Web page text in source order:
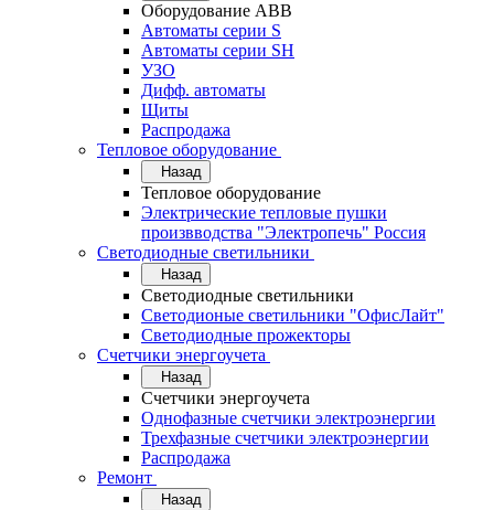
Оборудование АВВ
Автоматы серии S
Автоматы серии SH
УЗО
Дифф. автоматы
Щиты
Распродажа
Тепловое оборудование
Назад
Тепловое оборудование
Электрические тепловые пушки
произвводства "Электропечь" Россия
Светодиодные светильники
Назад
Светодиодные светильники
Светодионые светильники "ОфисЛайт"
Светодиодные прожекторы
Счетчики энергоучета
Назад
Счетчики энергоучета
Однофазные счетчики электроэнергии
Трехфазные счетчики электроэнергии
Распродажа
Ремонт
Назад